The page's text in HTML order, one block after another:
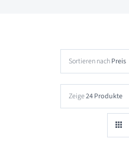
Sortieren nachPreis
Zeige24 Produkte